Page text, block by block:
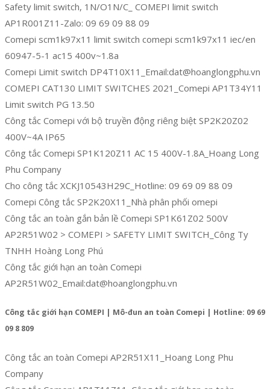
Safety limit switch, 1N/O1N/C_ COMEPI limit switch
AP1R001Z11-Zalo: 09 69 09 88 09
Comepi scm1k97x11 limit switch comepi scm1k97x11 iec/en
60947-5-1 ac15 400v~1.8a
Comepi Limit switch DP4T10X11_Email:dat@hoanglongphu.vn
COMEPI CAT130 LIMIT SWITCHES 2021_Comepi AP1T34Y11
Limit switch PG 13.50
Công tắc Comepi với bộ truyền động riêng biệt SP2K20Z02
400V~4A IP65
Công tắc Comepi SP1K120Z11 AC 15 400V-1.8A_Hoang Long
Phu Company
Cho công tắc XCKJ10543H29C_Hotline: 09 69 09 88 09
Comepi Công tắc SP2K20X11_Nhà phân phối omepi
Công tắc an toàn gắn bản lề Comepi SP1K61Z02 500V
AP2R51W02 > COMEPI > SAFETY LIMIT SWITCH_Công Ty
TNHH Hoàng Long Phú
Công tắc giới hạn an toàn Comepi
AP2R51W02_Email:dat@hoanglongphu.vn
Công tắc giới hạn COMEPI | Mô-đun an toàn Comepi | Hotline: 09 69
09 8 809
Công tắc an toàn Comepi AP2R51X11_Hoang Long Phu
Company